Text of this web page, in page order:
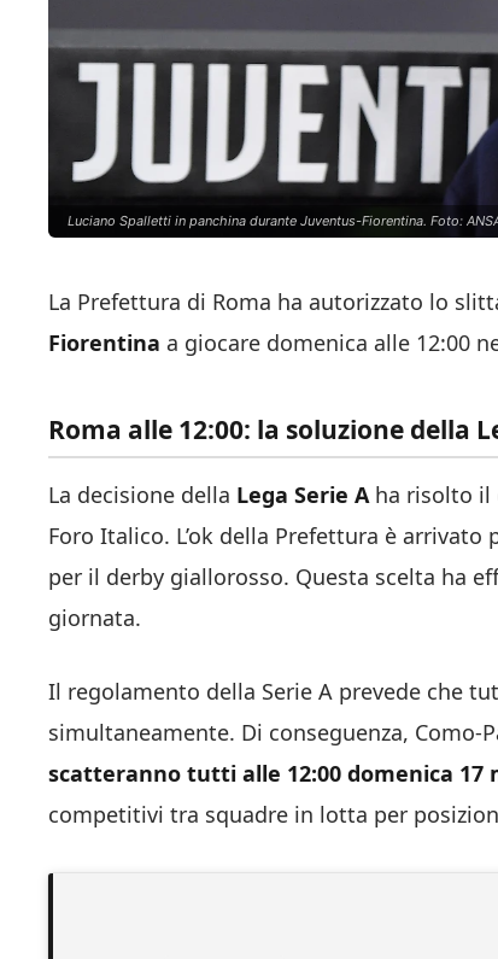
Luciano Spalletti in panchina durante Juventus-Fiorentina. Foto:
La Prefettura di Roma ha autorizzato lo
Fiorentina a giocare domenica alle 12:00
Roma alle 12:00: la soluzione della
La decisione della Lega Serie A ha risolto il
Foro Italico. L’ok della Prefettura è
per il derby giallorosso. Questa scelta ha
giornata.
Il regolamento della Serie A prevede che
simultaneamente. Di conseguenza, Como-
scatteranno tutti alle 12:00 domenica 17
competitivi tra squadre in lotta per